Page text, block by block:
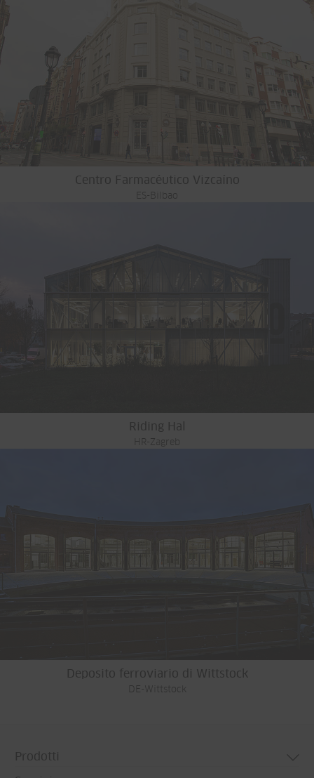
Centro Farmacéutico Vizcaíno
ES-Bilbao
Riding Hal
HR-Zagreb
Deposito ferroviario di Wittstock
DE-Wittstock
Prodotti